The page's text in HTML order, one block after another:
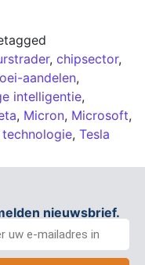
, chipsector,
aandelen,
intelligentie,
, Micron, Microsoft,
technologie, Tesla
nieuwsbrief.